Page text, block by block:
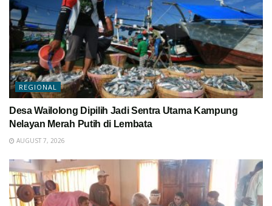
REGIONAL
Desa Wailolong Dipilih Jadi Sentra Utama Kampung
Nelayan Merah Putih di Lembata
AUGUST 7, 2026